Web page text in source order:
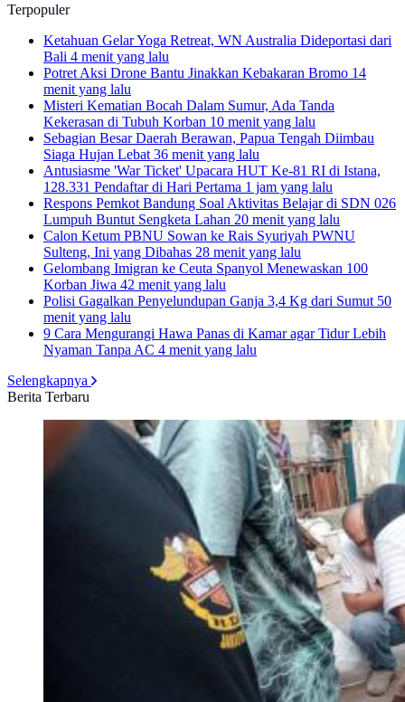
Terpopuler
Ketahuan Gelar Yoga Retreat, WN Australia Dideportasi dari
Bali 4 menit yang lalu
Potret Aksi Drone Bantu Jinakkan Kebakaran Bromo 14
menit yang lalu
Misteri Kematian Bocah Dalam Sumur, Ada Tanda
Kekerasan di Tubuh Korban 10 menit yang lalu
Sebagian Besar Daerah Berawan, Papua Tengah Diimbau
Siaga Hujan Lebat36 menit yang lalu
Antusiasme 'War Ticket' Upacara HUT Ke-81 RI di Istana,
128.331 Pendaftar di Hari Pertama 1 jam yang lalu
Respons Pemkot Bandung Soal Aktivitas Belajar di SDN 026
Lumpuh Buntut Sengketa Lahan 20 menit yang lalu
Calon Ketum PBNU Sowan ke Rais Syuriyah PWNU
Sulteng, Ini yang Dibahas 28 menit yang lalu
Gelombang Imigran ke Ceuta Spanyol Menewaskan 100
Korban Jiwa 42 menit yang lalu
Polisi Gagalkan Penyelundupan Ganja 3,4 Kg dari Sumut 50
menit yang lalu
9 Cara Mengurangi Hawa Panas di Kamar agar Tidur Lebih
Nyaman Tanpa AC 4 menit yang lalu
Selengkapnya
Berita Terbaru